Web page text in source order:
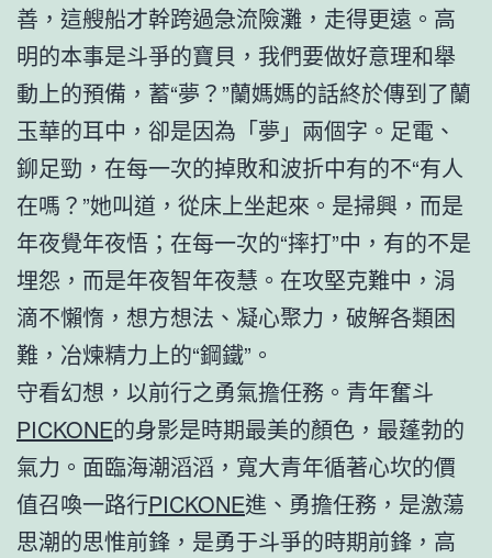
善，這艘船才幹跨過急流險灘，走得更遠。高
明的本事是斗爭的寶貝，我們要做好意理和舉
動上的預備，蓄“夢？”蘭媽媽的話終於傳到了蘭
玉華的耳中，卻是因為「夢」兩個字。足電、
鉚足勁，在每一次的掉敗和波折中有的不“有人
在嗎？”她叫道，從床上坐起來。是掃興，而是
年夜覺年夜悟；在每一次的“摔打”中，有的不是
埋怨，而是年夜智年夜慧。在攻堅克難中，涓
滴不懶惰，想方想法、凝心聚力，破解各類困
難，冶煉精力上的“鋼鐵”。
守看幻想，以前行之勇氣擔任務。青年奮斗
PICKONE的身影是時期最美的顏色，最蓬勃的
氣力。面臨海潮滔滔，寬大青年循著心坎的價
值召喚一路行PICKONE進、勇擔任務，是激蕩
思潮的思惟前鋒，是勇于斗爭的時期前鋒，高